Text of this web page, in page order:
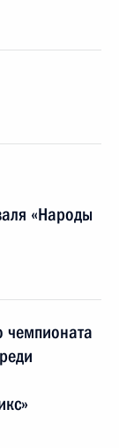
«Народы
чемпионата